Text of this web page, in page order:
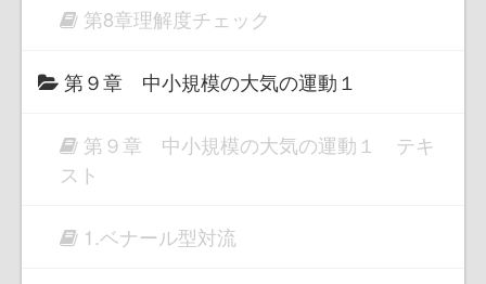
第8章理解度チェック
第９章 中小規模の大気の運動１
第９章 中小規模の大気の運動１ テキ
スト
1.ベナール型対流